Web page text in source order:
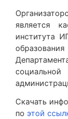
является
института
Скачать
по этой